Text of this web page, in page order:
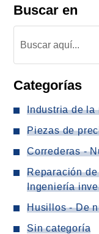
Buscar en
Categorías
Industria de la
Piezas de
Correderas -
Reparación
Ingeniería
Husillos - De
Sin categoría